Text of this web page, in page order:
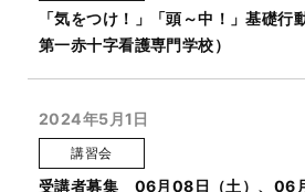
「気をつけ！」「頭～中！」基礎行
第一赤十字看護専門学校）
2024年5月1日
講習会
受講者募集 06月08日（土）、06